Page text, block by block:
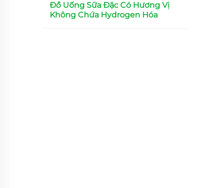
Đồ Uống Sữa Đặc Có Hương Vị
Không Chứa Hydrogen Hóa